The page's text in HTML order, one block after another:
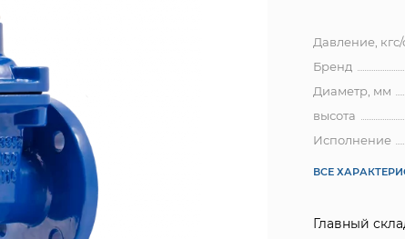
Давление,
Бренд
Диаметр, мм
высота
Исполнение
ВСЕ
Главный